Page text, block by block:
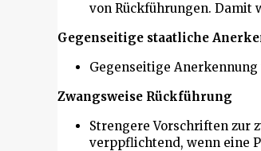
von Rückführungen. Damit
Gegenseitige staatliche
Gegenseitige
Zwangsweise Rückführung
Strengere Vorschriften zur
verppflichtend, wenn eine